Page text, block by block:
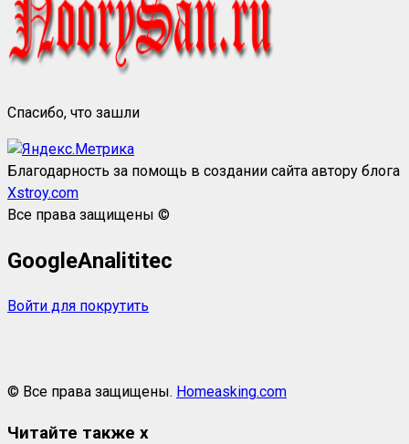
Спасибо, что зашли
Благодарность за помощь в создании сайта автору блога
Xstroy.com
Все права защищены ©
GoogleAnalititec
Войти для покрутить
© Все права защищены. Homeasking.com
Читайте также x